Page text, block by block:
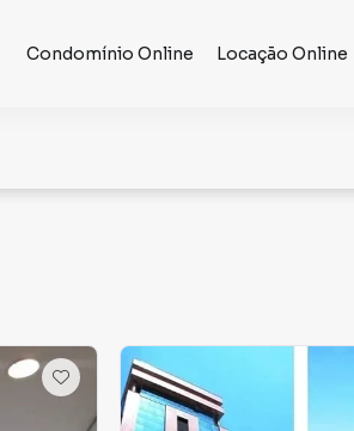
Condomínio Online Locação Online